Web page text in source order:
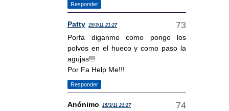
Responder
Patty 15/3/11 21:27
Porfa diganme como pongo los
polvos en el hueco y como paso la
agujas!!!
Por Fa Help Me!!!
Responder
Anónimo 15/3/11 21:27